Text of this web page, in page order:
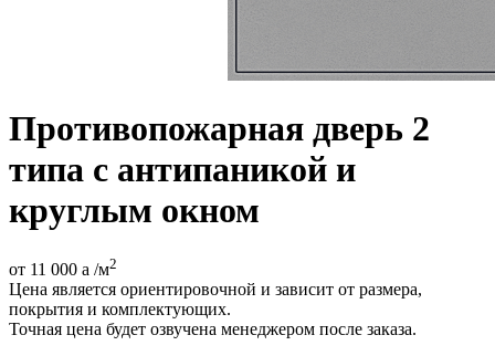
Противопожарная дверь 2
типа с антипаникой и
круглым окном
от 11 000 a /м2
Цена является ориентировочной и зависит от размера,
покрытия и комплектующих.
Точная цена будет озвучена менеджером после заказа.